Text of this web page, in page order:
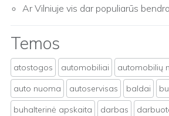
Ar Vilniuje vis dar populiarūs
Temos
atostogos automobiliai
automobilių
auto nuoma
autoservisas baldai
buhalterinė apskaita
darbas